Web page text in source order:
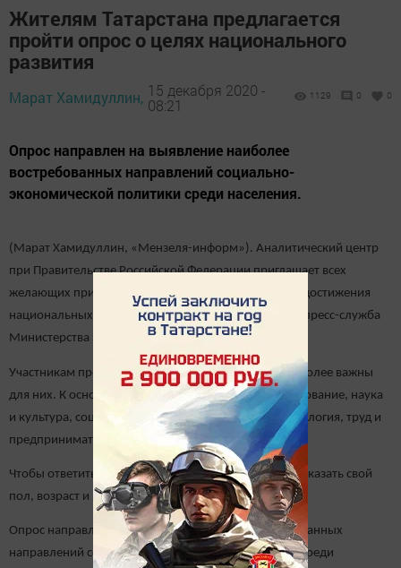
Жителям Татарстана предлагается
пройти опрос о целях национального
развития
Марат Хамидуллин, 15 декабря 2020 -
08:21
1129 0 0
Опрос направлен на выявление наиболее
востребованных направлений социально-
экономической политики среди населения.
(Марат Хамидуллин, «Мензеля-информ»). Аналитический центр
при Правительстве Российской Федерации приглашает всех
желающих принять участие в опросе на тему «Пути достижения
национальных целей развития». Об этом сообщает пресс-служба
Министерства экономики Республики Татарстан.
Участникам предлагается выбрать, какие меры наиболее важны
для них. К основным сферам жизни относятся образование, наука
и культура, социальная сфера, городская среда и экология, труд и
предпринимательство, цифровые технологии.
Чтобы ответить на вопросына сайте, нужно только указать свой
пол, возраст и род занятий.
Опрос направлен на выявление наиболее востребованных
направлений социально-экономической политики среди